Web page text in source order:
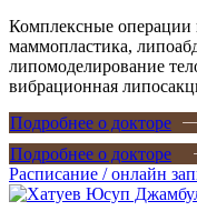
Комплексные
маммопластика,
липомоделирование
вибрационная
Подробнее о докторе
Подробнее о докторе
Расписание / онлайн